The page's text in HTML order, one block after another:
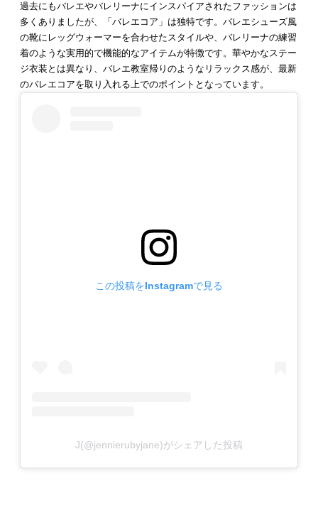
過去にもバレエやバレリーナにインスパイアされたファッションは
多くありましたが、「バレエコア」は独特です。バレエシューズ風
の靴にレッグウォーマーを合わせたスタイルや、バレリーナの練習
着のような実用的で機能的なアイテムが特徴です。華やかなステー
ジ衣装とは異なり、バレエ教室帰りのようなリラックス感が、最新
のバレエコアを取り入れる上でのポイントとなっています。
この投稿をInstagramで見る
J(@jennierubyjane)がシェアした投稿